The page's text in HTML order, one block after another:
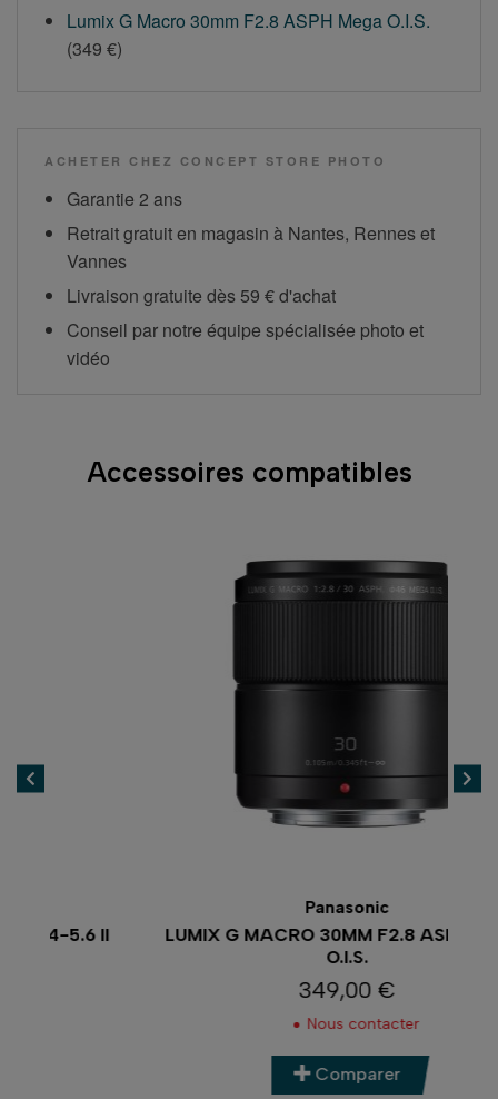
Lumix G Macro 30mm F2.8 ASPH Mega O.I.S.
(349 €)
ACHETER CHEZ CONCEPT STORE PHOTO
Garantie 2 ans
Retrait gratuit en magasin à Nantes, Rennes et
Vannes
Livraison gratuite dès 59 € d'achat
Conseil par notre équipe spécialisée photo et
vidéo
Accessoires compatibles
LUMIX G MACRO 30MM F2.8 ASPH MEGA
349,00 €
Nous contacter
Comparer